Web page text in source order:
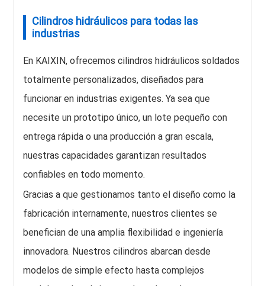
Cilindros hidráulicos para todas las
industrias
En KAIXIN, ofrecemos cilindros hidráulicos soldados
totalmente personalizados, diseñados para
funcionar en industrias exigentes. Ya sea que
necesite un prototipo único, un lote pequeño con
entrega rápida o una producción a gran escala,
nuestras capacidades garantizan resultados
confiables en todo momento.
Gracias a que gestionamos tanto el diseño como la
fabricación internamente, nuestros clientes se
benefician de una amplia flexibilidad e ingeniería
innovadora. Nuestros cilindros abarcan desde
modelos de simple efecto hasta complejos